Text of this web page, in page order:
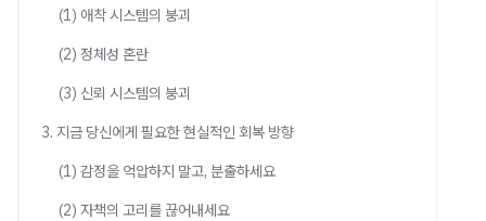
(1) 애착 시스템의 붕괴
(2) 정체성 혼란
(3) 신뢰 시스템의 붕괴
3. 지금 당신에게 필요한 현실적인 회복 방향
(1) 감정을 억압하지 말고, 분출하세요
(2) 자책의 고리를 끊어내세요